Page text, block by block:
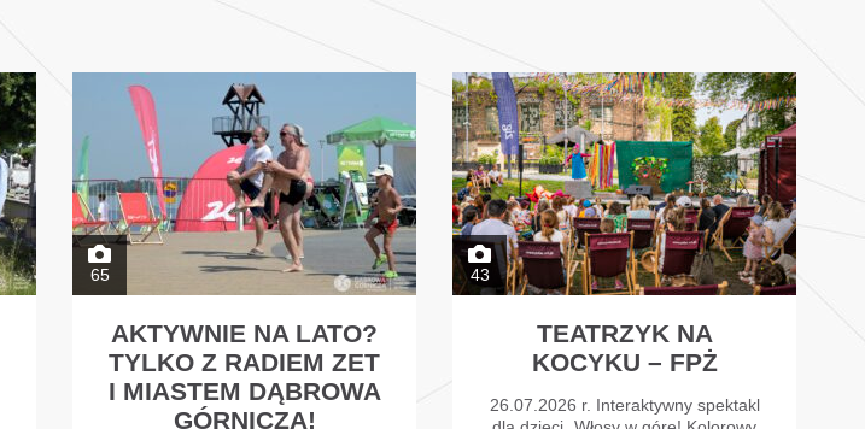
65
AKTYWNIE NA LATO?
TYLKO Z RADIEM ZET
I MIASTEM DĄBROWA
GÓRNICZA!
43
TEATRZYK NA
KOCYKU – FPŻ
26.07.2026 r. Interaktywny spektakl